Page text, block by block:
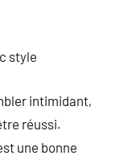
style
intimidant,
réussi.
une bonne